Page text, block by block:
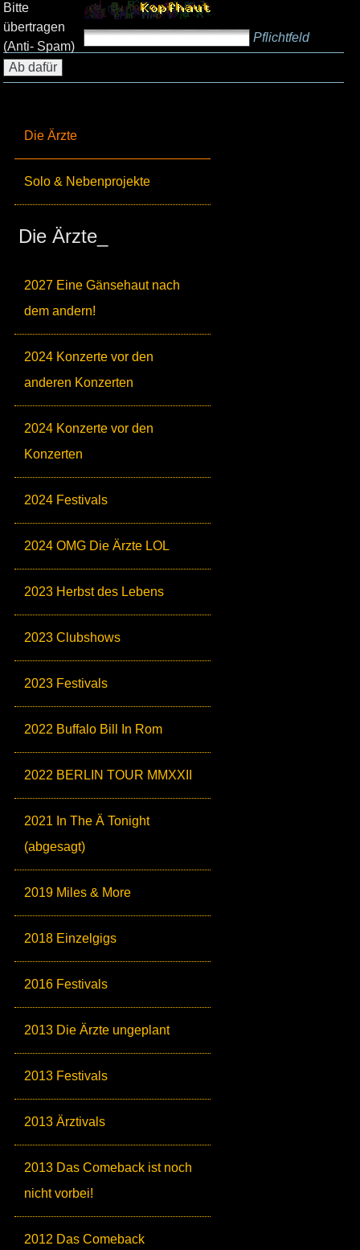
Die Ärzte
Solo & Nebenprojekte
Die Ärzte_
2027 Eine Gänsehaut nach
dem andern!
2024 Konzerte vor den
anderen Konzerten
2024 Konzerte vor den
Konzerten
2024 Festivals
2024 OMG Die Ärzte LOL
2023 Herbst des Lebens
2023 Clubshows
2023 Festivals
2022 Buffalo Bill In Rom
2022 BERLIN TOUR MMXXII
2021 In The Ä Tonight
(abgesagt)
2019 Miles & More
2018 Einzelgigs
2016 Festivals
2013 Die Ärzte ungeplant
2013 Festivals
2013 Ärztivals
2013 Das Comeback ist noch
nicht vorbei!
2012 Das Comeback
Bitte
übertragen
(Anti- Spam)
Pflichtfeld